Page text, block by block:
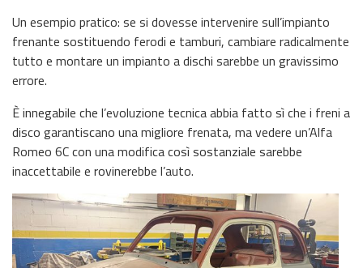
Un esempio pratico: se si dovesse intervenire sull’impianto
frenante sostituendo ferodi e tamburi, cambiare radicalmente
tutto e montare un impianto a dischi sarebbe un gravissimo
errore.
È innegabile che l’evoluzione tecnica abbia fatto sì che i freni a
disco garantiscano una migliore frenata, ma vedere un’Alfa
Romeo 6C con una modifica così sostanziale sarebbe
inaccettabile e rovinerebbe l’auto.